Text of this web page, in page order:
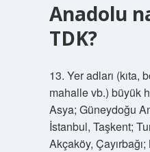
Anadolu
TDK?
13. Yer adları (kıta,
mahalle vb.) büyük
Asya; Güneydoğu
İstanbul, Taşkent;
Akçaköy,